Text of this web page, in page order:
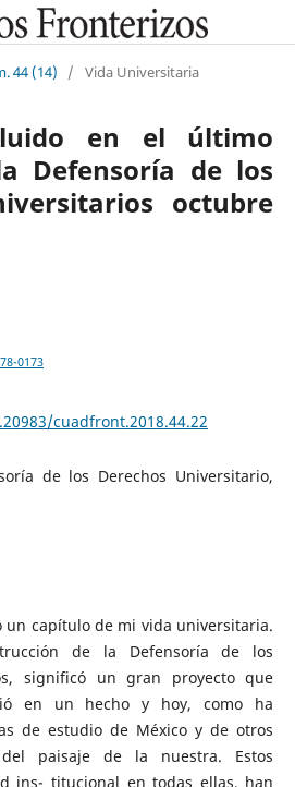
44 (14) / Vida Universitaria
en el último
Defensoría de los
octubre
0173
cuadfront.2018.44.22
de los Derechos Universitario,
un capítulo de mi vida universitaria.
de la Defensoría de los
significó un gran proyecto que
en un hecho y hoy, como ha
de estudio de México y de otros
paisaje de la nuestra. Estos
ins- titucional en todas ellas, han